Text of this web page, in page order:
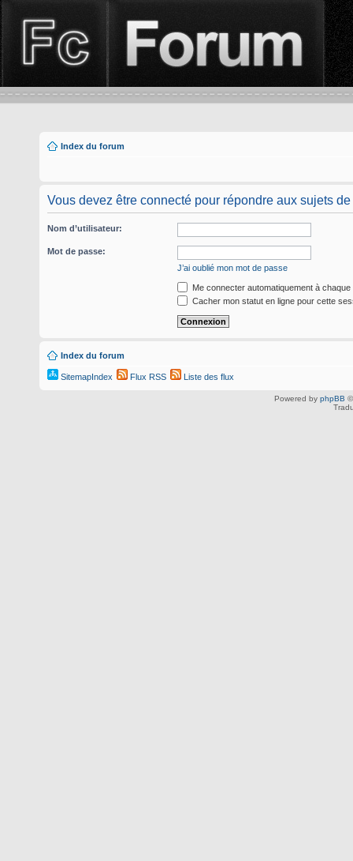
Index du forum
Vous devez être connecté pour répondre aux sujets de
Nom d’utilisateur:
Mot de passe:
J’ai oublié mon mot de passe
Me connecter automatiquement à chaque
Cacher mon statut en ligne pour cette
Index du forum
SitemapIndex Flux RSS Liste des flux
Powered by phpBB